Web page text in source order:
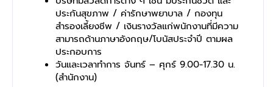
ประกันสุขภาพ / ค่ารักษาพยาบาล / กองทุน
สำรองเลี้ยงชีพ / เงินรางวัลแก่พนักงานที่มีความ
สามารถด้านภาษาอังกฤษ/โบนัสประจำปี ตามผล
ประกอบการ
วันและเวลาทำการ จันทร์ – ศุกร์ 9.00-17.30 น.
(สำนักงาน)